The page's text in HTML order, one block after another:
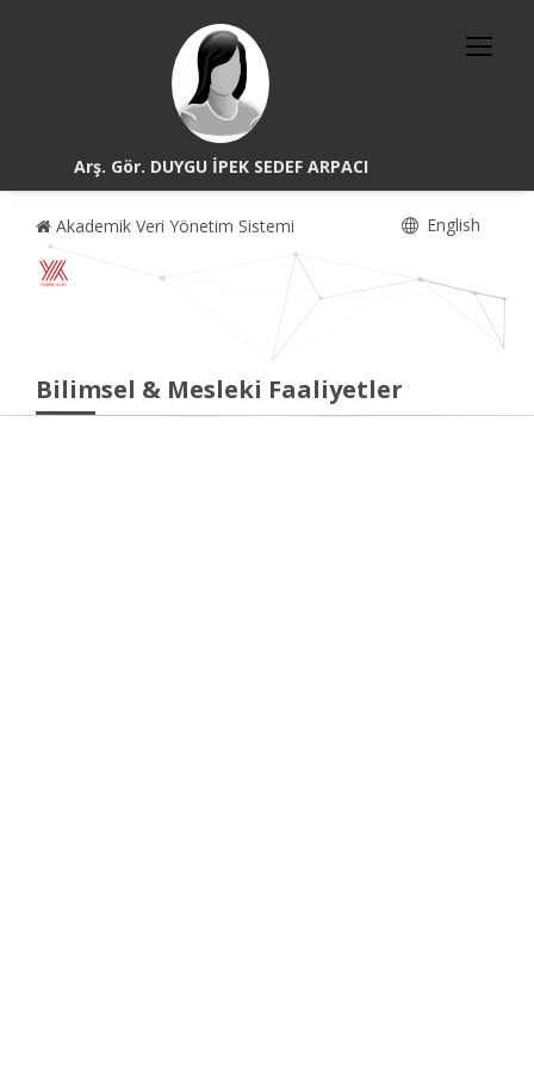
Arş. Gör. DUYGU İPEK SEDEF ARPACI
Akademik Veri Yönetim Sistemi English
Bilimsel & Mesleki Faaliyetler